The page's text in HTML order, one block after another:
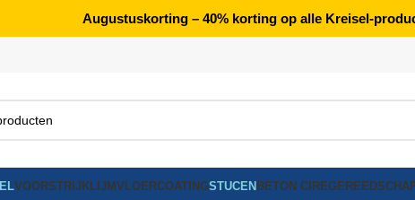
Augustuskorting – 40% korting op alle Kreisel-
VOORSTRIJKLIJMVLOERCOATINGSTUCENBETON CIRE